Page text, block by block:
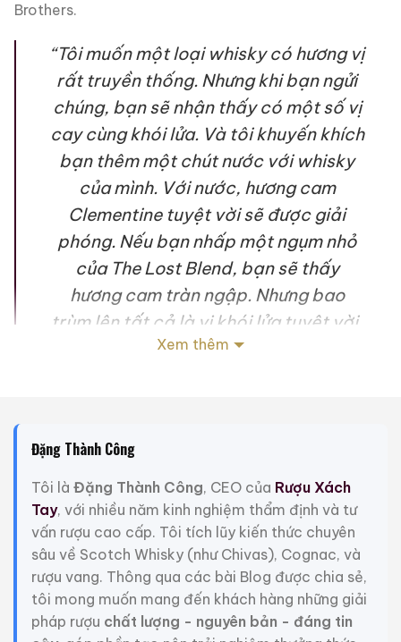
Brothers.
“Tôi muốn một loại whisky có hương vị
rất truyền thống. Nhưng khi bạn ngửi
chúng, bạn sẽ nhận thấy có một số vị
cay cùng khói lửa. Và tôi khuyến khích
bạn thêm một chút nước với whisky
của mình. Với nước, hương cam
Clementine tuyệt vời sẽ được giải
phóng. Nếu bạn nhấp một ngụm nhỏ
của The Lost Blend, bạn sẽ thấy
hương cam tràn ngập. Nhưng bao
trùm lên tất cả là vị khói lửa tuyệt vời.
Đó là hương vị hạt phỉ đến từ thùng gỗ
The Lost Blend và The Malts Blend – hai “tác phẩm”
kinh điển mà Sandy Hyslop đã tạo ra trong năm 2019
thực sự là những chai whisky tuyệt vời. Một mới và
một cũ. Một hiện đại và một cổ điển. Một đã phá vỡ
sự bảo thủ trong phong cách của Royal Salute, và
một đã nâng tầm những giá trị truyền thống của
thương hiệu lên một tầm cao mới.
Xem thêm
Đặng Thành Công
Tôi là Đặng Thành Công, CEO của Rượu Xách
Tay, với nhiều năm kinh nghiệm thẩm định và tư
vấn rượu cao cấp. Tôi tích lũy kiến thức chuyên
sâu về Scotch Whisky (như Chivas), Cognac, và
rượu vang. Thông qua các bài Blog được chia sẻ,
tôi mong muốn mang đến khách hàng những giải
pháp rượu chất lượng - nguyên bản - đáng tin